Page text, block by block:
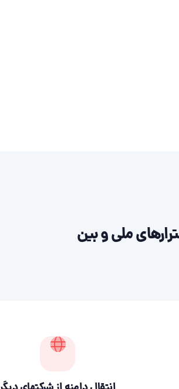
ملی و بین